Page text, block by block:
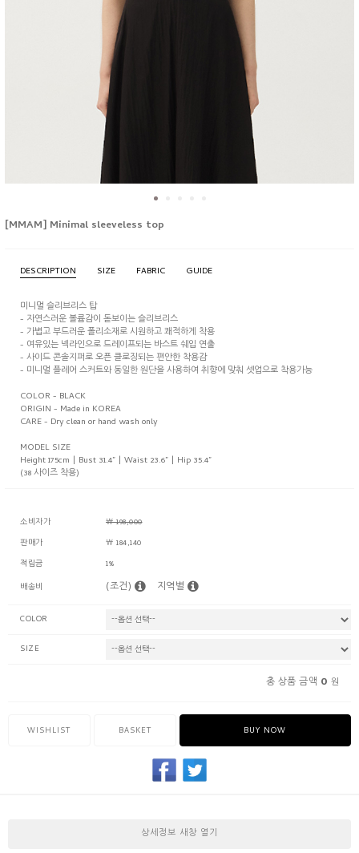
[MMAM] Minimal sleeveless top
DESCRIPTION SIZE FABRIC GUIDE
미니멀 슬리브리스 탑
- 자연스러운 볼륨감이 돋보이는 슬리브리스
- 가볍고 부드러운 폴리소재로 시원하고 쾌적하게 착용
- 여유있는 넥라인으로 드레이프되는 바스트 쉐입 연출
- 사이드 콘솔지퍼로 오픈 클로징되는 편안한 착용감
- 미니멀 플레어 스커트와 동일한 원단을 사용하여 취향에 맞춰 셋업으로 착용가능
COLOR - BLACK
ORIGIN - Made in KOREA
CARE - Dry clean or hand wash only
MODEL SIZE
Height 175cm | Bust 31.4” | Waist 23.6” | Hip 35.4”
(38 사이즈 착용)
소비자가
￦ 198,000
판매가
￦ 184,140
적립금
1%
배송비
(조건) 지역별
COLOR
SIZE
총 상품 금액 0 원
WISHLIST BASKET BUY NOW
상세정보 새창 열기